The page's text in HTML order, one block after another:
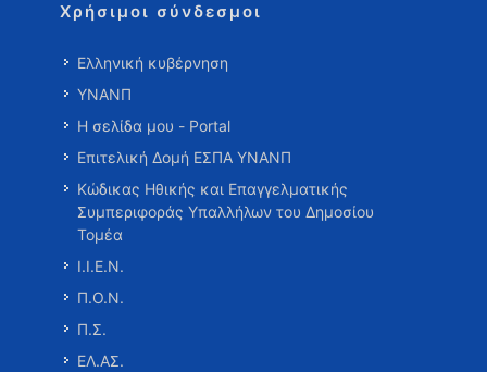
Χρήσιμοι σύνδεσμοι
Ελληνική κυβέρνηση
ΥΝΑΝΠ
Η σελίδα μου - Portal
Επιτελική Δομή ΕΣΠΑ ΥΝΑΝΠ
Κώδικας Ηθικής και Επαγγελματικής
Συμπεριφοράς Υπαλλήλων του Δημοσίου
Τομέα
Ι.Ι.Ε.Ν.
Π.Ο.Ν.
Π.Σ.
ΕΛ.ΑΣ.